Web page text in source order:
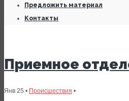
Предложить материал
Контакты
Приемное
Янв 25 • Происшествия •